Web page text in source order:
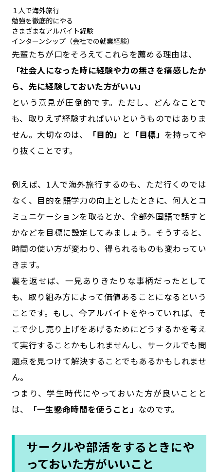
１人で海外旅行
勉強を徹底的にやる
さまざまなアルバイト経験
インターンシップ（会社での就業経験）
先輩たちが口をそろえてこれらを薦める理由は、
「社会人になった時に経験や力の無さを痛感したか
ら、先に経験しておいた方がいい」
という意見が圧倒的です。ただし、どんなことで
も、取りえず経験すればいいというものではありま
せん。大切なのは、
「目的」 と 「目標」 を持ってや
り抜くことです。
例えば、1人で海外旅行するのも、ただ行くのでは
なく、目的を語学力の向上としたときに、何人とコ
ミュニケーションを取るとか、全部外国語で話すと
かなどを目標に設定してみましょう。そうすると、
時間の使い方が変わり、得られるものも変わってい
きます。
裏を返せば、一見ありきたりな事柄だったとして
も、取り組み方によって価値あることになるという
ことです。もし、今アルバイトをやっていれば、そ
こで少し売り上げをあげるためにどうするかを考え
て実行することかもしれませんし、サークルでも問
題点を見つけて解決することでもあるかもしれませ
ん。
つまり、学生時代にやっておいた方が良いことと
は、
「一生懸命時間を使うこと」 なのです。
サークルや部活をするときにや
っておいた方がいいこと